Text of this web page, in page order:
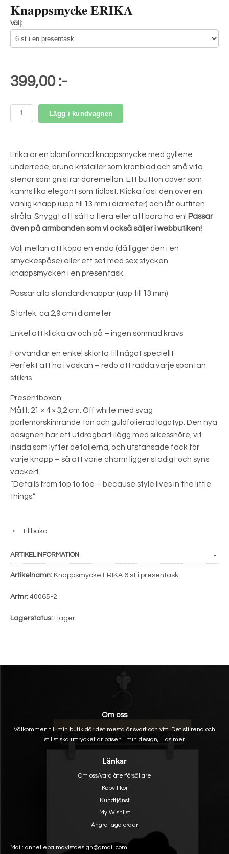
Knappsmycke ERIKA
Välj:
399,00 :-
Lägg i kundvagnen
Erika är en blomformad knappsmycke med gyllene
underrede, bruna kristaller som kronblad och små vita
stenar som gnistrar däremellan. Ett button cover som
känns lika elegant som tidlöst. Klicka fast den över en
vanlig knapp (upp till 13 mm i diameter) och låt outfiten
stråla. Snyggt att sätta flera eller att bara ha en! Passar
även på armbanden som vi också säljer i webbutiken!
Välj mellan att köpa en enda (då ligger den i en
smyckespåse) eller ett set med sex stycken
knappsmycken i en presentask.
Passar alla standardknappar (upp till 13 mm)
Storlek: ca 2,9 cm i diameter
Enkel att klicka av och på – ingen sömnad krävs
Förvandlar en enkel skjorta till något speciellt
Perfekt att ha i väskan – redo att rädda varje spontan
stilkris
Presentboxen:
Mått: 21 × 4 × 3,2 cm. Off white med svag
pärlemorskimrande ton och guldfolierad logotyp. Den nya
designen har ett utdragbart ilägg med silkessnöre, vit
insida som lyfter detaljerna, och utstansade fack för
varje knapp – så att varje charm ligger stadigt och syns
vackert.
“Details from top to toe – because style lives in the little
things.”
Tillbaka
ARTIKELINFORMATION
Artikelnamn: Knappsmycke ERIKA 6 st i presentask
Artnr: 40065-2
Lagerstatus: I lager
Om oss
Välkommen till min butik där det mesta är svart och vitt! Det stilrena och
stilistiska uttrycket är basen i min design, Läs mer
Länkar
Om oss/våra återförsäljare
Köpvillkor
Kundtjänst
My Wishlist
Ångra lagd order
Mail: anneliepalmqvistdesign@gmail.com